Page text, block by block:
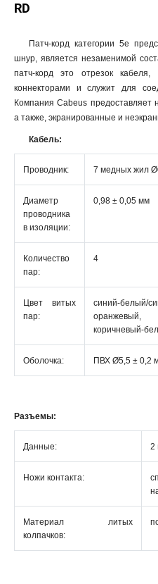
RD
Патч-корд категории 5e
шнур, является незаменимой
патч-корд это отрезок
коннекторами и служит для
Компания Cabeus
а также, экранированные и
Кабель:​
Проводник: 7 медных жил
Диаметр
проводника
в изоляции:
0,98 ± 0,05 мм
Количество
пар:
4
Цвет витых
пар:
синий-
оранжевый,
коричневый-
Оболочка: ПВХ Ø5,5 ± 0,2
Разъемы:
Данные: 2
Ножи контакта:
Материал литых
колпачков: